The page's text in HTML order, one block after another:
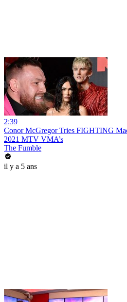
2:39
Conor McGregor Tries FIGHTING
2021 MTV VMA’s
The Fumble
il y a 5 ans